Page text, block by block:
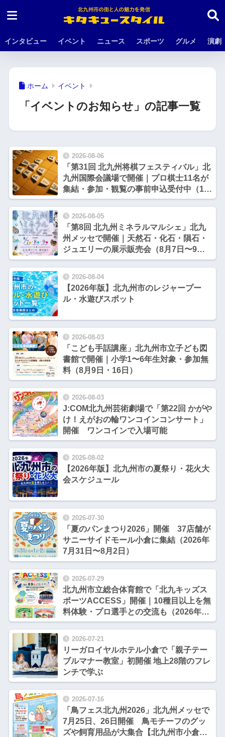
インタビュー イベント ニュース スポーツ グルメ 演劇
ホーム イベント
「イベントのお知らせ」の記事一覧
2026-08-06
「第31回 北九州将棋フェスティバル」北
九州国際会議場で開催｜プロ棋士11名が
集結・参加・観覧の事前申込受付中（10
月17日・18日）
2026-08-05
「第8回 北九州ミネラルマルシェ」北九
州メッセで開催｜天然石・化石・隕石・
ジュエリーの展示販売会（8月7日〜9
日）【北九州市小倉北区】
2026-08-04
【2026年版】北九州市のレジャープー
ル・水遊びスポット
2026-08-03
「こども手話講座」北九州市立子ども図
書館で開催｜小学1〜6年生対象・参加無
料（8月9日・16日）
2026-08-03
J:COM北九州芸術劇場で「第22回 かがや
け！えがおの輪ワンコインコンサート」
開催 ワンコインで入場可能
2026-08-02
【2026年版】北九州市の夏祭り・花火大
会スケジュール
2026-07-30
「夏のパンまつり2026」開催 37店舗が
サニーサイドモール小倉に集結（2026年
7月31日〜8月2日）
2026-07-29
北九州市立総合体育館で「北九キッズス
ポーツACCESS」開催｜10種目以上を無
料体験・プロ選手との交流も（2026年8
月9日）
2026-07-21
リーガロイヤルホテル小倉で「親子テー
ブルマナー教室」初開催 地上28階のフレ
ンチで学ぶ
2026-07-16
「鳥フェス北九州2026」北九州メッセで
7月25日、26日開催 鳥モチーフのグッ
ズや飼育用品が大集合【北九州市小倉北